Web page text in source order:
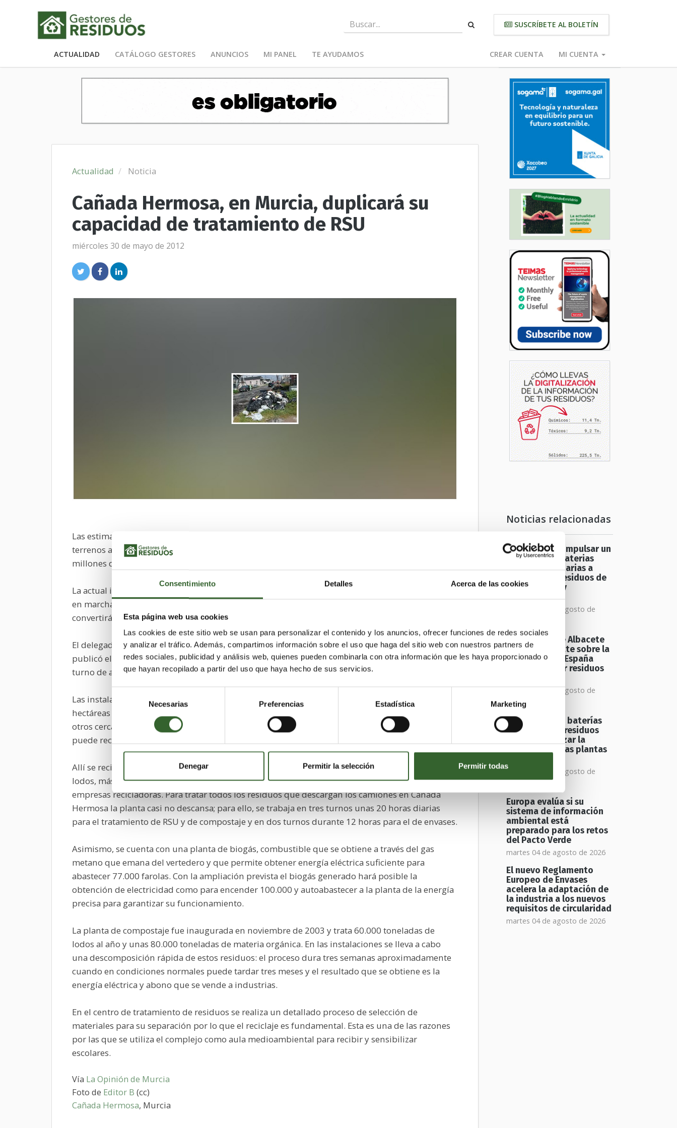
Consentimiento Detalles Acerca de las cookies
Esta página web usa cookies
Las cookies de este sitio web se usan para personalizar el contenido y los anuncios, ofrecer funciones de redes sociales
y analizar el tráfico. Además, compartimos información sobre el uso que haga del sitio web con nuestros partners de
redes sociales, publicidad y análisis web, quienes pueden combinarla con otra información que les haya proporcionado o
que hayan recopilado a partir del uso que haya hecho de sus servicios.
de
consentimiento
Necesarias Preferencias Estadística Marketing
Denegar Permitir la selección Permitir todas
SUSCRÍBETE AL BOLETÍN
ACTUALIDAD CATÁLOGO GESTORES ANUNCIOS MI PANEL TE AYUDAMOS CREAR CUENTA MI CUENTA
Actualidad Noticia
Cañada Hermosa, en Murcia, duplicará su
capacidad de tratamiento de RSU
miércoles 30 de mayo de 2012
Las estimaciones apuntan a que en septiembre empezarán las obras, moviendo tierra en los
terrenos al lado de la actual planta de compostaje. La inversión necesaria asciende a casi 30
millones de euros, que servirán para generar medio millar de empleos directos e indirectos.
La actual infraestructura para residuos sólidos urbanos (RSU) y envases que hay en la pedanía,
en marcha desde el año 1994, cerrará sus puertas como tal con la nueva construcción y se
convertirá en un centro de investigación, desarrollo e innovación (I+D+i).
El delegado de la empresa concesionaria en Murcia, Antonio Igualada, señalaba que la región
publicó el sábado el proyecto en el Boletín Oficial de la Región de Murcia (BORM) y comience un
turno de alegaciones, que durará un mes.
Las instalaciones del centro de tratamiento, que se extienden por una superficie total de 120
hectáreas junto a la autovía del Noroeste, acoge las basuras de todo el municipio de Murcia y de
otros cercanos como Alcantarilla, Mula y Santomera, así como el rechazo de material que no se
puede reciclar de la planta de Ulea y que va directamente al vertedero.
Allí se reciben cada día unas 500 toneladas de basura orgánica, entre 20 y 25 de envases y 25 de
lodos, más unas 400 de rechazo. El cartón y papel, así como el vidrio van directamente a
empresas recicladoras. Para tratar todos los residuos que descargan los camiones en Cañada
Hermosa la planta casi no descansa; para ello, se trabaja en tres turnos unas 20 horas diarias
para el tratamiento de RSU y de compostaje y en dos turnos durante 12 horas para el de envases.
Asimismo, se cuenta con una planta de biogás, combustible que se obtiene a través del gas
metano que emana del vertedero y que permite obtener energía eléctrica suficiente para
abastecer 77.000 farolas. Con la ampliación prevista el biogás generado hará posible la
obtención de electricidad como para encender 100.000 y autoabastecer a la planta de la energía
precisa para garantizar su funcionamiento.
La planta de compostaje fue inaugurada en noviembre de 2003 y trata 60.000 toneladas de
lodos al año y unas 80.000 toneladas de materia orgánica. En las instalaciones se lleva a cabo
una descomposición rápida de estos residuos: el proceso dura tres semanas aproximadamente
cuando en condiciones normales puede tardar tres meses y el resultado que se obtiene es la
energía eléctrica y abono que se vende a industrias.
En el centro de tratamiento de residuos se realiza un detallado proceso de selección de
materiales para su separación por lo que el reciclaje es fundamental. Esta es una de las razones
por las que se utiliza el complejo como aula medioambiental para recibir y sensibilizar
escolares.
Vía La Opinión de Murcia
Foto de Editor B (cc)
Cañada Hermosa, Murcia
Noticias relacionadas
Europa busca impulsar un
mercado de materias
primas secundarias a
partir de los residuos de
construcción y
demolición
miércoles 05 de agosto de
El proyecto de Albacete
reabre el debate sobre la
capacidad de España
para gestionar residuos
miércoles 05 de agosto de
2026
El aumento de baterías
de litio en los residuos
obliga a reforzar la
seguridad en las plantas
miércoles 05 de agosto de
Europa evalúa si su
sistema de información
ambiental está
preparado para los retos
del Pacto Verde
martes 04 de agosto de 2026
El nuevo Reglamento
Europeo de Envases
acelera la adaptación de
la industria a los nuevos
requisitos de circularidad
martes 04 de agosto de 2026